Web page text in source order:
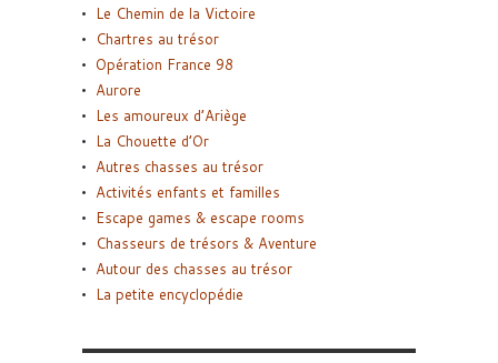
Le Chemin de la Victoire
Chartres au trésor
Opération France 98
Aurore
Les amoureux d’Ariège
La Chouette d’Or
Autres chasses au trésor
Activités enfants et familles
Escape games & escape rooms
Chasseurs de trésors & Aventure
Autour des chasses au trésor
La petite encyclopédie